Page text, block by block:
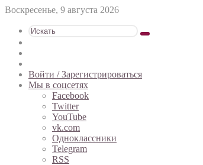
Воскресенье, 9 августа 2026
Искать
статья
Войти / Зарегистрироваться
Мы в соцсетях
Facebook
Twitter
YouTube
vk.com
Одноклассники
Telegram
RSS